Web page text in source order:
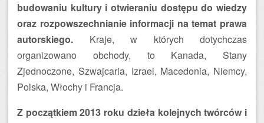
budowaniu kultury i otwieraniu dostępu do wiedzy
oraz rozpowszechnianie informacji na temat prawa
autorskiego. Kraje, w których dotychczas
organizowano obchody, to Kanada, Stany
Zjednoczone, Szwajcaria, Izrael, Macedonia, Niemcy,
Polska, Włochy i Francja.
Z początkiem 2013 roku dzieła kolejnych twórców i